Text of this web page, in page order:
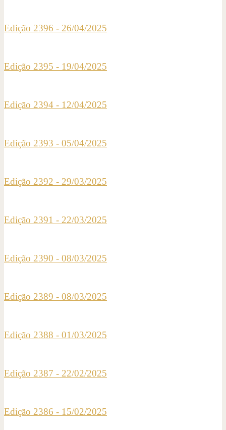
Edição 2396 - 26/04/2025
Edição 2395 - 19/04/2025
Edição 2394 - 12/04/2025
Edição 2393 - 05/04/2025
Edição 2392 - 29/03/2025
Edição 2391 - 22/03/2025
Edição 2390 - 08/03/2025
Edição 2389 - 08/03/2025
Edição 2388 - 01/03/2025
Edição 2387 - 22/02/2025
Edição 2386 - 15/02/2025